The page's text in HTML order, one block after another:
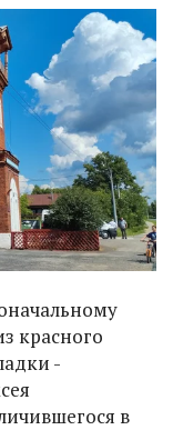
красного
-
в